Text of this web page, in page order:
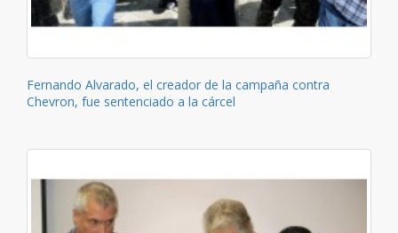
Fernando Alvarado, el creador de la campaña contra
Chevron, fue sentenciado a la cárcel